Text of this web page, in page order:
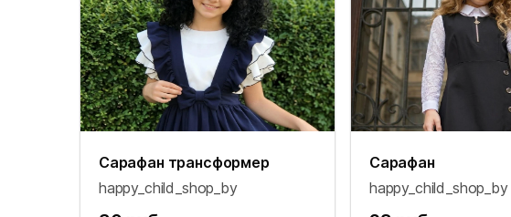
Сарафан трансформер
happy_child_shop_by
Сарафан
happy_child_shop_by